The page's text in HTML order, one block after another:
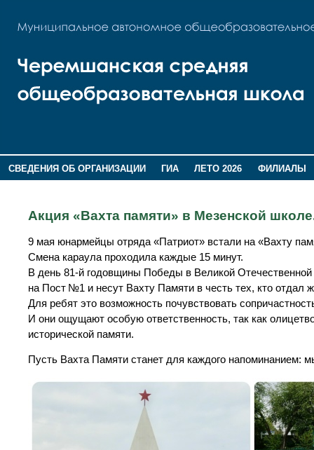
СВЕДЕНИЯ ОБ ОРГАНИЗАЦИИ ГИА ЛЕТО 2026
ФИЛИАЛЫ
Акция «Вахта памяти» в Мезенской
9 мая юнармейцы отряда «Патриот» встали на «Вахту
Смена караула проходила каждые 15 минут.
В день 81‑й годовщины Победы в Великой
на Пост №1 и несут Вахту Памяти в честь тех, кто отдал
Для ребят это возможность почувствовать
И они ощущают особую ответственность, так как
исторической памяти.
Пусть Вахта Памяти станет для каждого напоминанием: